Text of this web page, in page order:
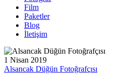
Film
Paketler
Blog
İletişim
1 Nisan 2019
Alsancak Düğün Fotoğrafçısı